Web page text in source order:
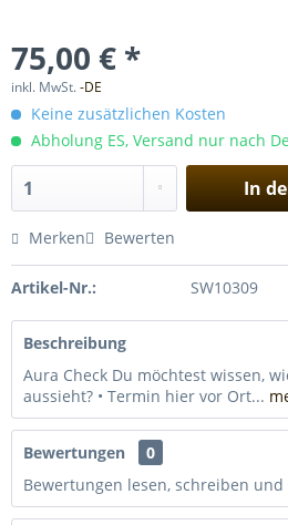
75,00 € *
inkl. MwSt.-DE
Keine zusätzlichen Kosten
Abholung ES, Versand nur nach
In
Merken Bewerten
Artikel-Nr.: SW10309
Beschreibung
Aura Check Du möchtest wissen,
aussieht? • Termin hier vor Ort...
Bewertungen
0
Bewertungen lesen, schreiben